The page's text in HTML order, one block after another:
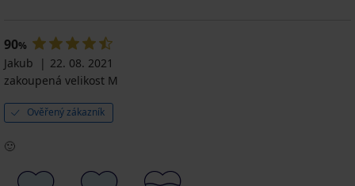
90%
Jakub
22. 08. 2021
zakoupená velikost M
Ověřený zákazník
🙂